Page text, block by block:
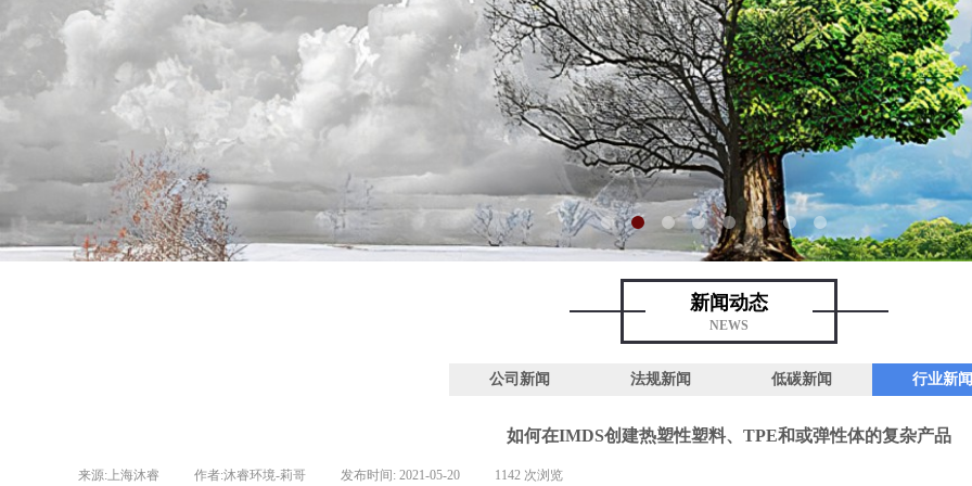
新闻动态
NEWS
公司新闻 法规新闻 低碳新闻 行业新闻
如何在IMDS创建热塑性塑料、TPE和或弹性体的复杂产品
来源:上海沐睿 作者:沐睿环境-莉哥 发布时间: 2021-05-20 1142 次浏览